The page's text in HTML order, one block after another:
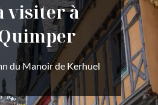
visiter à
du Manoir de Kerhuel